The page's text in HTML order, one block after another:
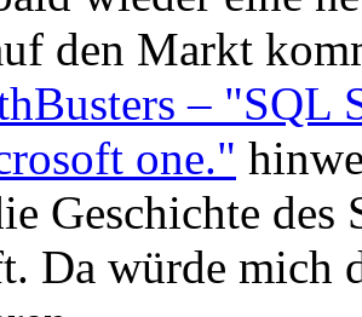
den Markt
– "SQL
one."
Geschichte
Da würde mich